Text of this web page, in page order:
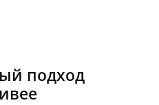
подход